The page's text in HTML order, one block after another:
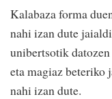
Kalabaza forma
nahi izan dute
unibertsotik
eta magiaz beteriko
nahi izan dute.